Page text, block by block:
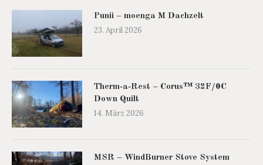
Punii – moenga M Dachzelt
23. April 2026
Therm‑a‑Rest – Corus™ 32F/0C
Down Quilt
14. März 2026
MSR – WindBurner Stove System